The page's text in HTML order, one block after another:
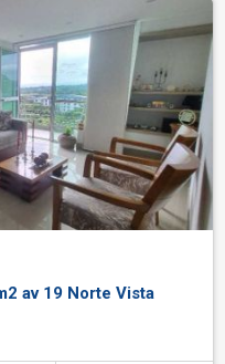
av 19 Norte Vista